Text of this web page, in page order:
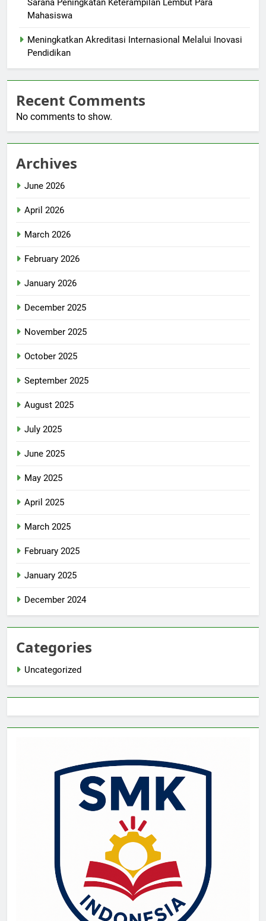
Sarana Peningkatan Keterampilan Lembut Para
Mahasiswa
Meningkatkan Akreditasi Internasional Melalui Inovasi
Pendidikan
Recent Comments
No comments to show.
Archives
June 2026
April 2026
March 2026
February 2026
January 2026
December 2025
November 2025
October 2025
September 2025
August 2025
July 2025
June 2025
May 2025
April 2025
March 2025
February 2025
January 2025
December 2024
Categories
Uncategorized